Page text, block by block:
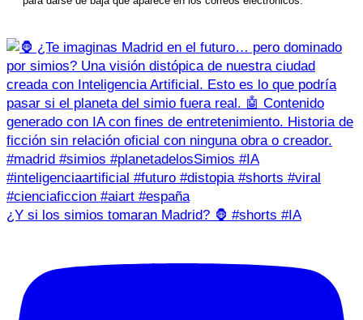
¿Y si los simios tomaran Madrid? 🦍 #shorts #IA